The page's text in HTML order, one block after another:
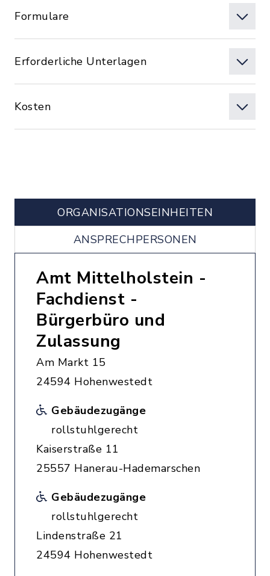
Formulare
Erforderliche Unterlagen
Kosten
ORGANISATIONS­EINHEITEN
ANSPRECHPERSONEN
Amt Mittelholstein -
Fachdienst -
Bürgerbüro und
Zulassung
Am Markt 15
24594 Hohenwestedt
Gebäudezugänge
rollstuhlgerecht
Kaiserstraße 11
25557 Hanerau-Hademarschen
Gebäudezugänge
rollstuhlgerecht
Lindenstraße 21
24594 Hohenwestedt